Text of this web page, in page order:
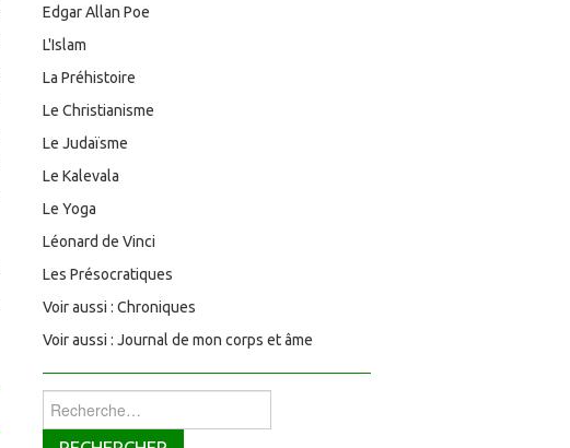
Edgar Allan Poe
L'Islam
La Préhistoire
Le Christianisme
Le Judaïsme
Le Kalevala
Le Yoga
Léonard de Vinci
Les Présocratiques
Voir aussi : Chroniques
Voir aussi : Journal de mon corps et âme
Rechercher :